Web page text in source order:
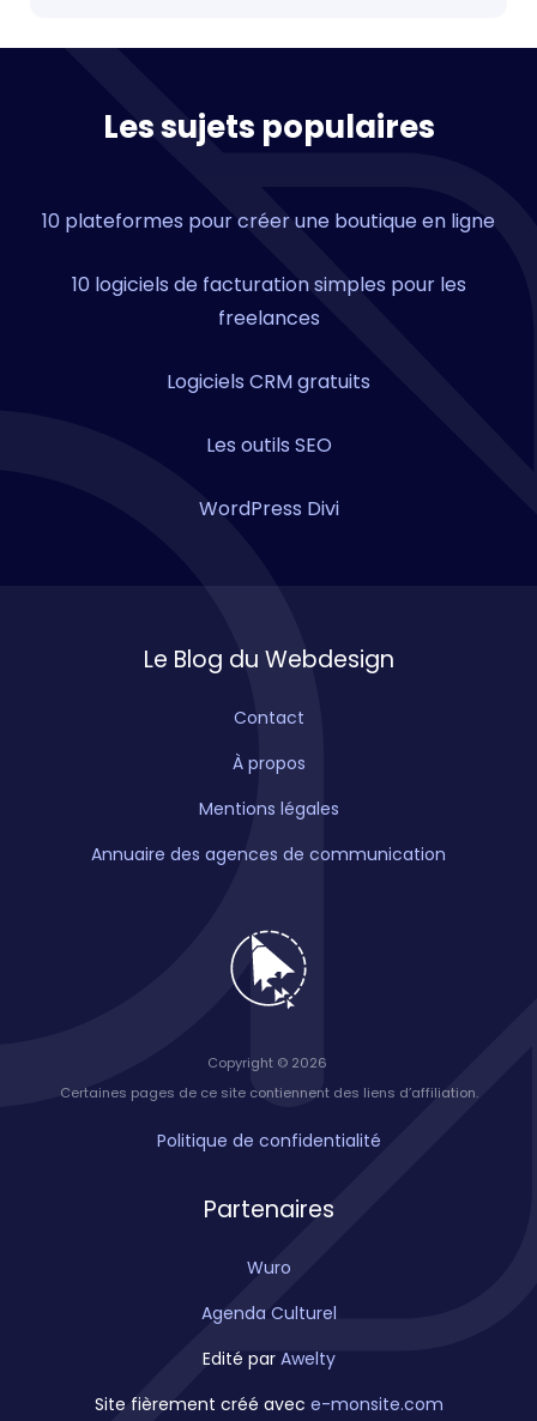
Les sujets populaires
10 plateformes pour créer une boutique en ligne
10 logiciels de facturation simples pour les
freelances
Logiciels CRM gratuits
Les outils SEO
WordPress Divi
Le Blog du Webdesign
Contact
À propos
Mentions légales
Annuaire des agences de communication
Copyright © 2026
Certaines pages de ce site contiennent des liens d’affiliation.
Politique de confidentialité
Partenaires
Wuro
Agenda Culturel
Edité par Awelty
Site fièrement créé avec e-monsite.com